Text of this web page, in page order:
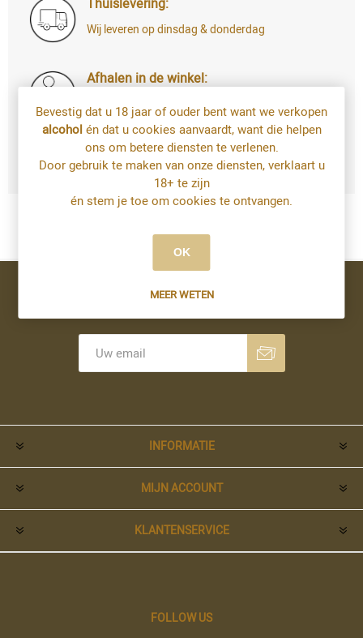
Thuislevering:
Wij leveren op dinsdag & donderdag
Afhalen in de winkel:
Di t.e.m. Za: uw bestelling staat 4u later al
voor u klaar
Bestellingen op zondag en maandag kan u
vanaf dinsdag afhalen
Nieuwsbrief
INFORMATIE
MIJN ACCOUNT
KLANTENSERVICE
FOLLOW US
Bevestig dat u 18 jaar of ouder bent want we verkopen
alcoholén dat u cookies aanvaardt, want die helpen
ons om betere diensten te verlenen.
Door gebruik te maken van onze diensten, verklaart u
18+ te zijn
én stem je toe om cookies te ontvangen.
OK
MEER WETEN